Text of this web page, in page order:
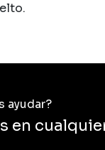
ayudar?
en